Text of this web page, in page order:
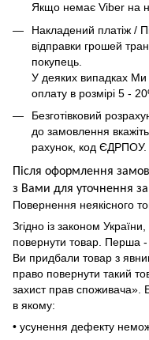
Якщо немає Viber на
Накладений платіж /
відправки грошей
покупець.
У деяких випадках
оплату в розмірі 5 -
Безготівковий
до замовлення
рахунок, код ЄДРПОУ.
Після оформлення
з Вами для уточнення
Повернення неякісного
Згідно із законом
повернути товар. Перша
Ви придбали товар з
право повернути такий
захист прав споживача».
в якому:
• усунення дефекту